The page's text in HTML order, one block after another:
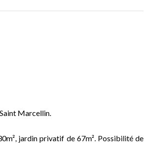
Marcellin.
jardin privatif de 67m². Possibilité de